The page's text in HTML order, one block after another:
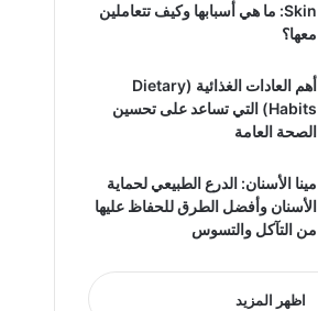
Skin: ما هي أسبابها وكيف تتعاملين
معها؟
أهم العادات الغذائية (Dietary
Habits) التي تساعد على تحسين
الصحة العامة
مينا الأسنان: الدرع الطبيعي لحماية
الأسنان وأفضل الطرق للحفاظ عليها
من التآكل والتسوس
اظهر المزيد